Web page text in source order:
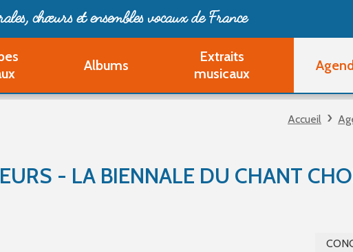
chœurset ensembles vocaux de France
Albums
Extraits
musicaux
Accueil
- LA BIENNALE DU CHANT